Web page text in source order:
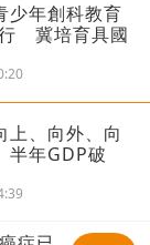
少年創科教育
冀培育具國
上、向外、向
年GDP破